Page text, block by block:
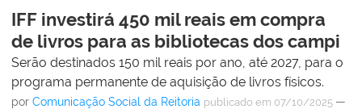
IFF investirá 450 mil reais em compra
de livros para as bibliotecas dos campi
Serão destinados 150 mil reais por ano, até 2027, para o
programa permanente de aquisição de livros físicos.
por Comunicação Social da Reitoria publicado em 07/10/2025 —